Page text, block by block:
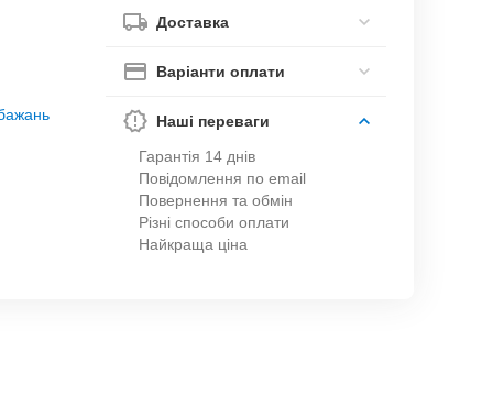
Доставка
Варіанти оплати
Наші переваги
Гарантія 14 днів
Повідомлення по email
Повернення та обмін
Різні способи оплати
Найкраща ціна